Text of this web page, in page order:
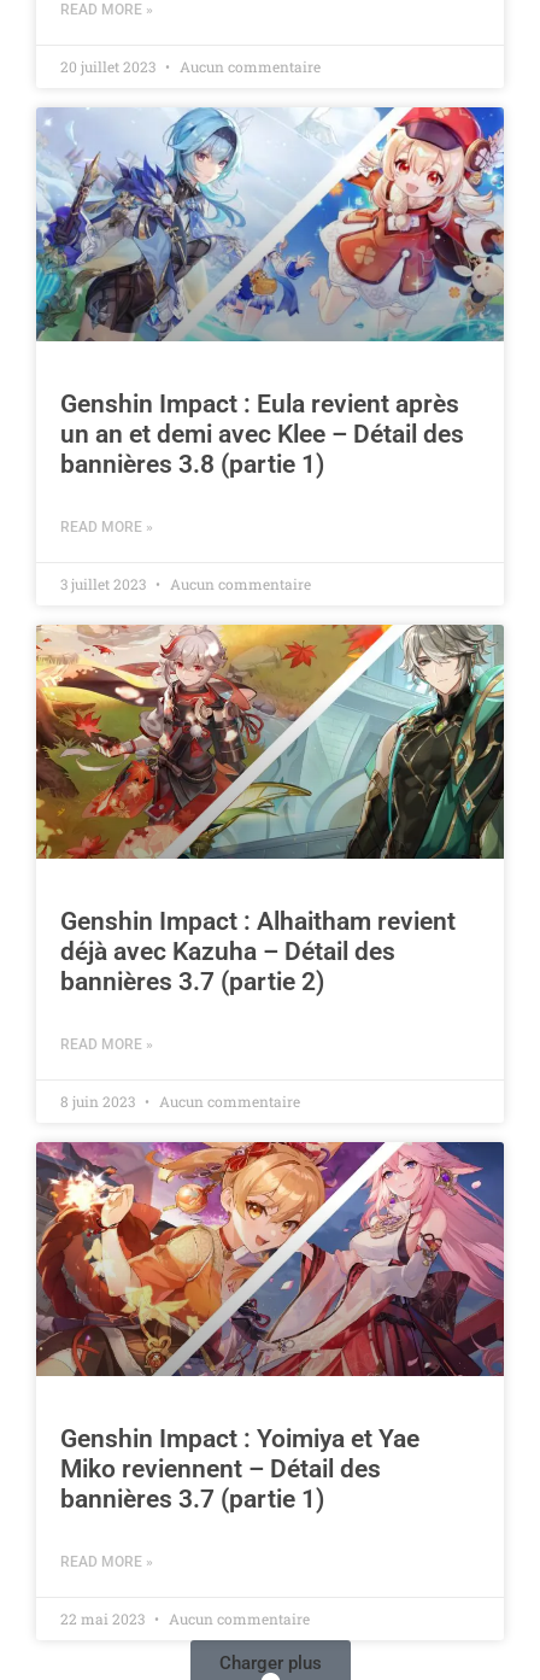
READ MORE »
20 juillet 2023 Aucun commentaire
Genshin Impact : Eula revient après
un an et demi avec Klee – Détail des
bannières 3.8 (partie 1)
READ MORE »
3 juillet 2023 Aucun commentaire
Genshin Impact : Alhaitham revient
déjà avec Kazuha – Détail des
bannières 3.7 (partie 2)
READ MORE »
8 juin 2023 Aucun commentaire
Genshin Impact : Yoimiya et Yae
Miko reviennent – Détail des
bannières 3.7 (partie 1)
READ MORE »
22 mai 2023 Aucun commentaire
Charger plus